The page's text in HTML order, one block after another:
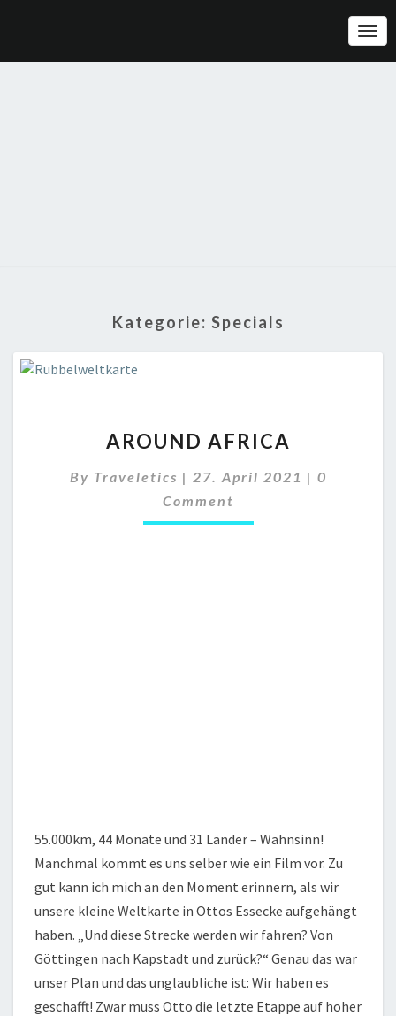
Kategorie: Specials
R
U
N
D
AROUND AFRICA
By Traveletics | 27. April 2021 | C
O
0
Comment
55.000km, 44 Monate und 31 Länder – Wahnsinn!
Manchmal kommt es uns selber wie ein Film vor. Zu
gut kann ich mich an den Moment erinnern, als wir
unsere kleine Weltkarte in Ottos Essecke aufgehängt
haben. „Und diese Strecke werden wir fahren? Von
Göttingen nach Kapstadt und zurück?“ Genau das war
unser Plan und das unglaubliche ist: Wir haben es
geschafft! Zwar muss Otto die letzte Etappe auf hoher